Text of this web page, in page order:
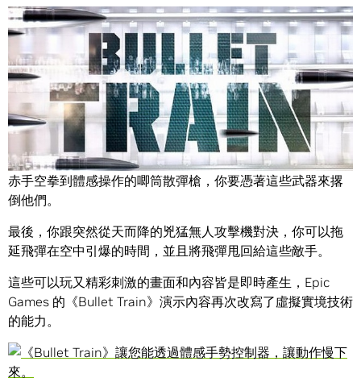
Share
火車車門向兩側滑開，一大群全副武裝的對手在等著你。從
赤手空拳到體感操作的唧筒散彈槍，你要憑著這些武器來撂
倒他們。
最後，你跟突然從天而降的兇猛無人攻擊機對決，你可以拖
延飛彈在空中引爆的時間，並且將飛彈甩回給這些敵手。
這些可以玩又精彩刺激的畫面和內容皆是即時產生，Epic
Games 的《Bullet Train》演示內容再次改寫了虛擬實境技術
的能力。